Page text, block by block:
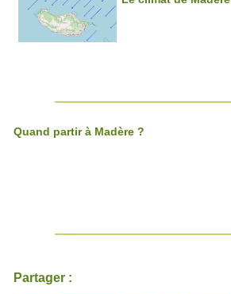
Quand partir à Madère ?
Partager :